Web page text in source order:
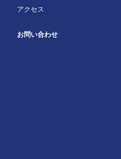
アクセス
お問い合わせ